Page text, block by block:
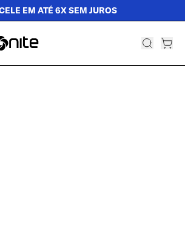
EM ATÉ 6X SEM JUROS